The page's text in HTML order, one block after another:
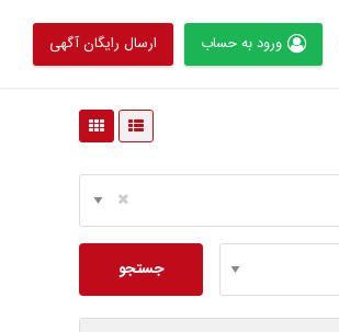
ورود به حساب ارسال رایگان آگهی
جستجو